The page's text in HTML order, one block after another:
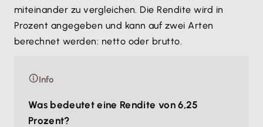
miteinander zu vergleichen. Die Rendite wird in
Prozent angegeben und kann auf zwei Arten
berechnet werden: netto oder brutto.
Info
Was bedeutet eine Rendite von 6,25
Prozent?